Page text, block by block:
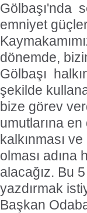
Gölbaşı'nda
emniyet
dönemde,
Gölbaşı
şekilde
bize görev
umutlarına
kalkınması
olması
alacağız. Bu
yazdırmak
Başkan